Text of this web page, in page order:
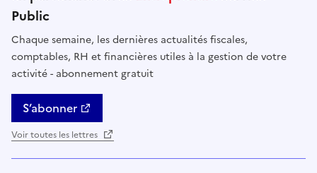
Public
Chaque semaine, les dernières actualités fiscales,
comptables, RH et financières utiles à la gestion de votre
activité - abonnement gratuit
S’abonner
Voir toutes les lettres